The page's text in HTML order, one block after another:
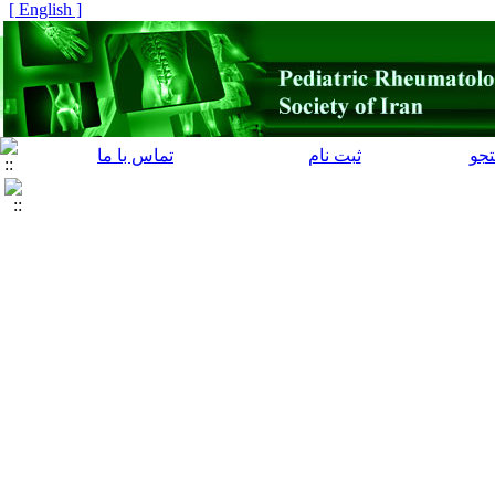
[ English ]
ثبت نام تماس با ما